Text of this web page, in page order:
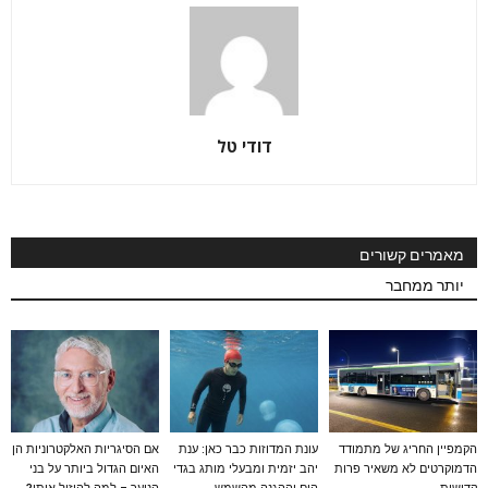
דודי טל
מאמרים קשורים
יותר ממחבר
הקמפיין החריג של מתמודד
הדמוקרטים לא משאיר פרות
עונת המדוזות כבר כאן: ענת
יהב יזמית ומבעלי מותג בגדי
אם הסיגריות האלקטרוניות הן
האיום הגדול ביותר על בני